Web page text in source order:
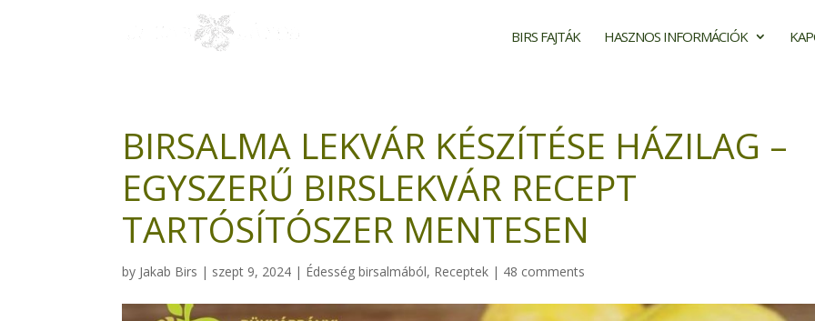
BIRS FAJTÁK HASZNOS INFORMÁCIÓK
BIRSALMA LEKVÁR KÉSZÍTÉSE HÁZILAG –
EGYSZERŰ BIRSLEKVÁR RECEPT
TARTÓSÍTÓSZER MENTESEN
by Jakab Birs | szept 9, 2024 | Édesség birsalmából, Receptek | 48 comments